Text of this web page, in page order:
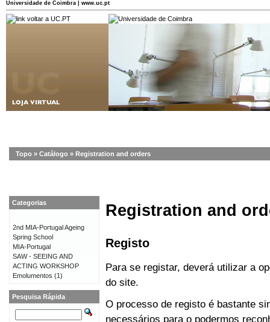
Universidade de Coimbra | www.uc.pt
Topo » Catálogo » Registration and orders
Registration and
Registo
Para se registar, deverá utilizar a
do site.
O processo de registo é bastante
necessários para o podermos
Categorias
2nd MIA-Portugal Ageing
Spring School
MIA-Portugal
SAW - SEEING AND
ACTING WORKSHOP
Emolumentos (1)
Pesquisa Rápida